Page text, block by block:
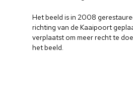
Het beeld is in 2008
richting van de Kaaipoort
verplaatst om meer recht te
het beeld.